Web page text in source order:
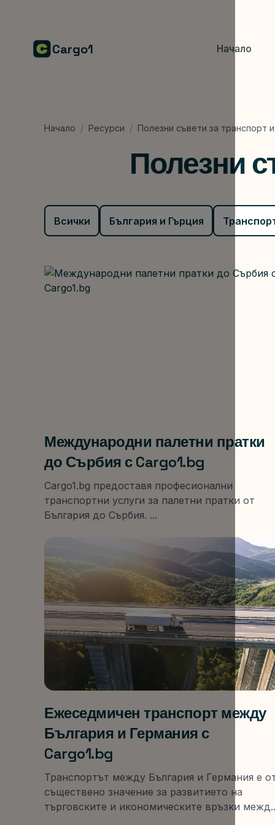
Cargo1 Начало
Начало / Ресурси / Полезни съвети за транспорт и
Полезни
Всички България и Гърция
Международни палетни пратки
до Сърбия с Cargo1.bg
Cargo1.bg предоставя професионални
транспортни услуги за палетни пратки от
България до Сърбия. ...
Ежеседмичен транспорт между
България и Германия с
Cargo1.bg
Транспортът между България и Германия е
съществено значение за развитието на
търговските и икономическите връзки